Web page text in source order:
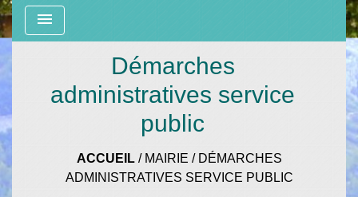
menu
Démarches
administratives service
public
ACCUEIL/ MAIRIE / DÉMARCHES
ADMINISTRATIVES SERVICE PUBLIC